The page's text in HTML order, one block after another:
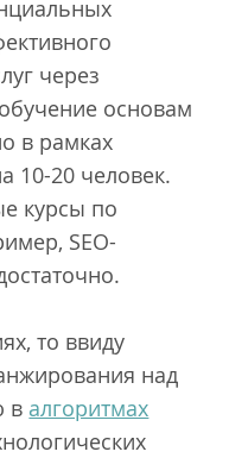
через
основам
в рамках
10-20 человек.
курсы по
SEO-
то ввиду
над
в алгоритмах